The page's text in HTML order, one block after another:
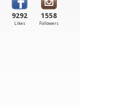
9292
Likes
1558
Followers